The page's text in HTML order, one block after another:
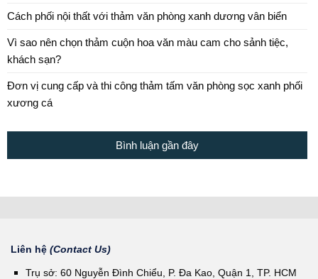
Cách phối nội thất với thảm văn phòng xanh dương vân biển
Vì sao nên chọn thảm cuộn hoa văn màu cam cho sảnh tiệc,
khách sạn?
Đơn vị cung cấp và thi công thảm tấm văn phòng sọc xanh phối
xương cá
Bình luận gần đây
Liên hệ (Contact Us)
Trụ sở: 60 Nguyễn Đình Chiểu, P. Đa Kao, Quận 1, TP. HCM